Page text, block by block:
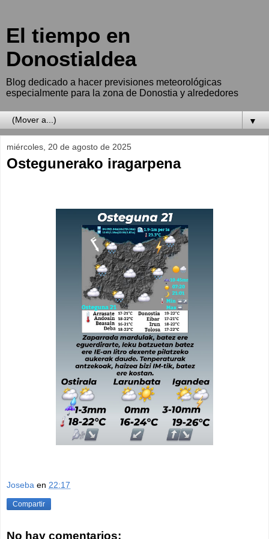
El tiempo en
Donostialdea
Blog dedicado a hacer previsiones meteorológicas
especialmente para la zona de Donostia y alrededores
▼
miércoles, 20 de agosto de 2025
Ostegunerako iragarpena
Joseba en 22:17
Compartir
No hay comentarios: